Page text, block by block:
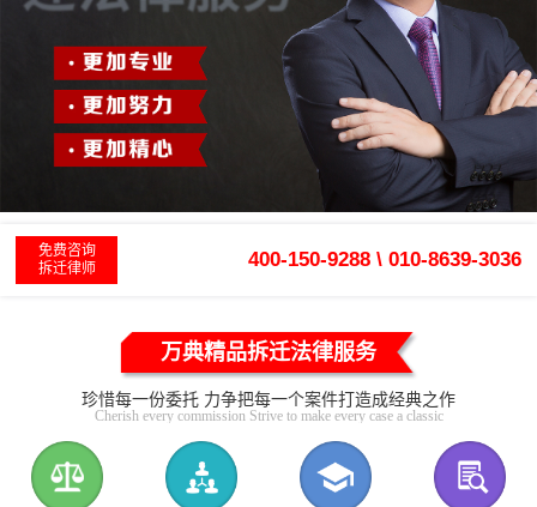
免费咨询
拆迁律师
400-150-9288 \ 010-8639-3036
万典精品拆迁法律服务
珍惜每一份委托 力争把每一个案件打造成经典之作
Cherish every commission Strive to make every case a classic